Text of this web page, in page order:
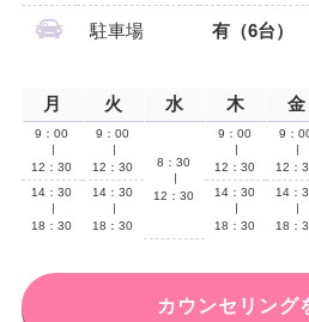
駐車場 有（6台）
月 火 水 木 金
9：00
12：30
9：00
12：30
8：30
12：30
9：00
12：30
9：
12：
14：30
18：30
14：30
18：30
14：30
18：30
14：
18：
カウンセリング